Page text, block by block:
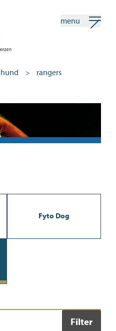
menu
hund > rangers
Fyto Dog
Filter